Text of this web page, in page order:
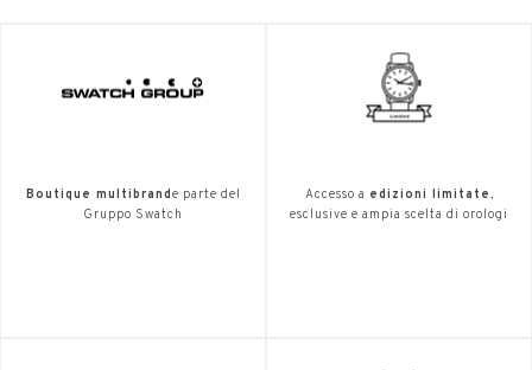
Boutique multibrand e parte del
Gruppo Swatch
Accesso a edizioni limitate,
esclusive e ampia scelta di orologi